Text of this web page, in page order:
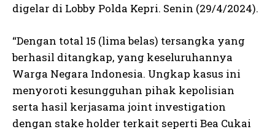
digelar di Lobby Polda Kepri. Senin (29/4/2024).
“Dengan total 15 (lima belas) tersangka yang
berhasil ditangkap, yang keseluruhannya
Warga Negara Indonesia. Ungkap kasus ini
menyoroti kesungguhan pihak kepolisian
serta hasil kerjasama joint investigation
dengan stake holder terkait seperti Bea Cukai